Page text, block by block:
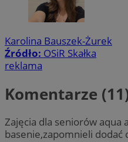
Karolina Bauszek-Żurek
Źródło: OSiR Skałka
reklama
Komentarze
Zajęcia dla seniorów aqua
basenie,zapomnieli dodać